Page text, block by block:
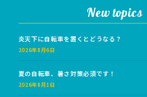
New topics
炎天下に自転車を置くとどうなる？
2026年8月6日
夏の自転車、暑さ対策必須です！
2026年8月1日